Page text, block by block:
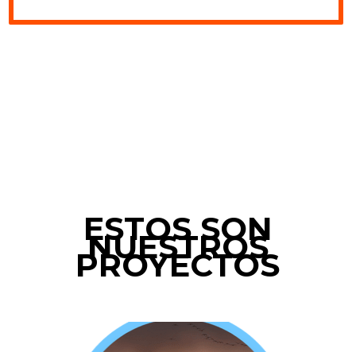
ESTOS SON
NUESTROS
PROYECTOS